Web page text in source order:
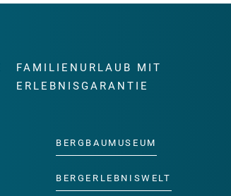
FAMILIENURLAUB MIT
ERLEBNISGARANTIE
BERGBAUMUSEUM
BERGERLEBNISWELT